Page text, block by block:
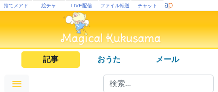
捨てメアド 絵チャ LIVE配信 ファイル転送 チャット
記事 おうた メール